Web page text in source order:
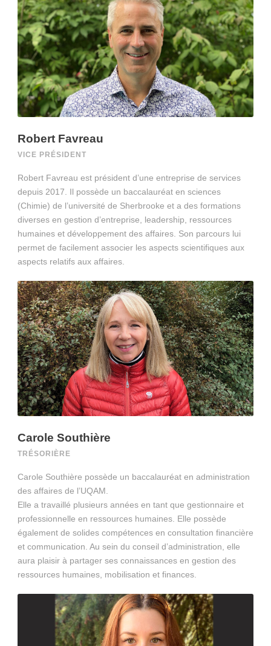
Robert Favreau
VICE PRÉSIDENT
Robert Favreau est président d’une entreprise de services
depuis 2017. Il possède un baccalauréat en sciences
(Chimie) de l’université de Sherbrooke et a des formations
diverses en gestion d’entreprise, leadership, ressources
humaines et développement des affaires. Son parcours lui
permet de facilement associer les aspects scientifiques aux
aspects relatifs aux affaires.
Carole Southière
TRÉSORIÈRE
Carole Southière possède un baccalauréat en administration
des affaires de l’UQAM.
Elle a travaillé plusieurs années en tant que gestionnaire et
professionnelle en ressources humaines. Elle possède
également de solides compétences en consultation financière
et communication. Au sein du conseil d’administration, elle
aura plaisir à partager ses connaissances en gestion des
ressources humaines, mobilisation et finances.